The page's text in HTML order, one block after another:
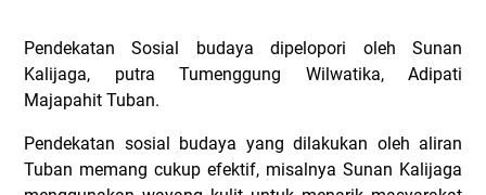
Pendekatan Sosial budaya dipelopori oleh Sunan
Kalijaga, putra Tumenggung Wilwatika, Adipati
Majapahit Tuban.
Pendekatan sosial budaya yang dilakukan oleh aliran
Tuban memang cukup efektif, misalnya Sunan Kalijaga